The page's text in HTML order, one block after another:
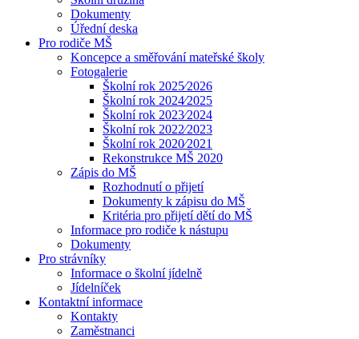
Dokumenty
Úřední deska
Pro rodiče MŠ
Koncepce a směřování mateřské školy
Fotogalerie
Školní rok 2025⁄2026
Školní rok 2024⁄2025
Školní rok 2023⁄2024
Školní rok 2022⁄2023
Školní rok 2020⁄2021
Rekonstrukce MŠ 2020
Zápis do MŠ
Rozhodnutí o přijetí
Dokumenty k zápisu do MŠ
Kritéria pro přijetí dětí do MŠ
Informace pro rodiče k nástupu
Dokumenty
Pro strávníky
Informace o školní jídelně
Jídelníček
Kontaktní informace
Kontakty
Zaměstnanci